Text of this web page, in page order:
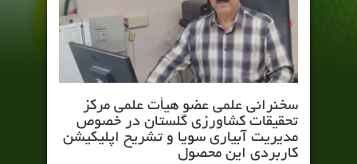
سخنرانی علمی عضو هیأت علمی مرکز
تحقیقات کشاورزی گلستان در خصوص
مدیریت آبیاری سویا و تشریح اپلیکیشن
کاربردی این محصول